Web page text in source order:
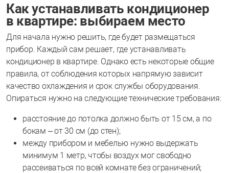
Как устанавливать кондиционер
в квартире: выбираем место
Для начала нужно решить, где будет размещаться
прибор. Каждый сам решает, где устанавливать
кондиционер в квартире. Однако есть некоторые общие
правила, от соблюдения которых напрямую зависит
качество охлаждения и срок службы оборудования.
Опираться нужно на следующие технические требования:
расстояние до потолка должно быть от 15 см, а по
бокам – от 30 см (до стен);
между прибором и мебелью нужно выдержать
минимум 1 метр, чтобы воздух мог свободно
рассеиваться по всей комнате без ограничений;